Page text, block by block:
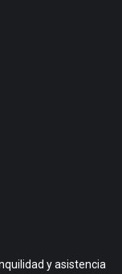
y asistencia